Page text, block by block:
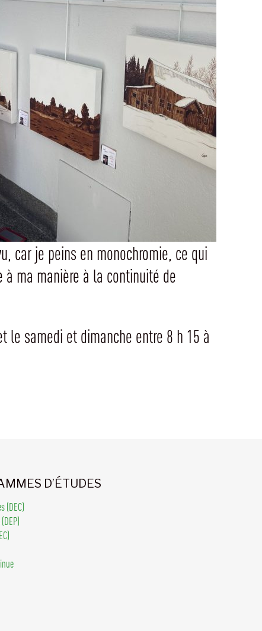
car je peins en monochromie, ce qui
ma manière à la continuité de
le samedi et dimanche entre 8 h 15 à
D’ÉTUDES
(DEC)